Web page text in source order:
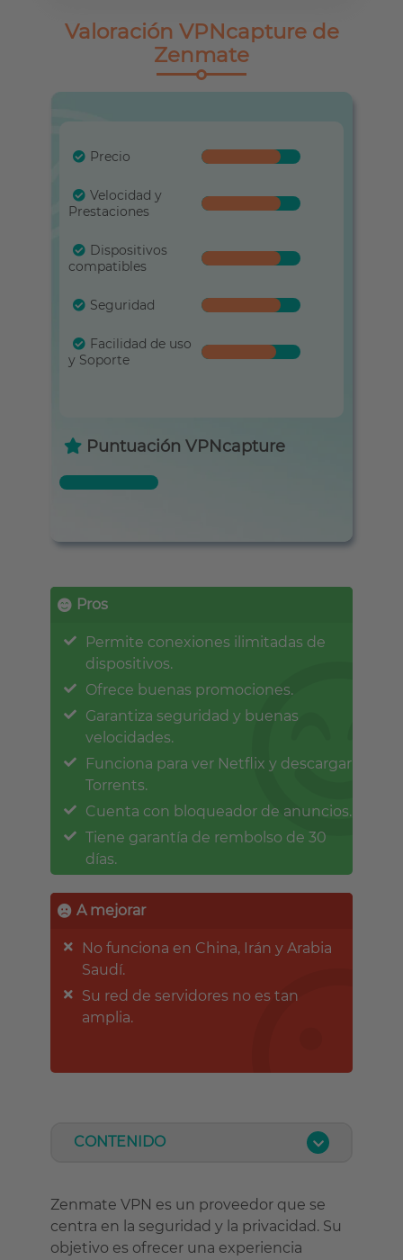
Valoración VPNcapture de
Zenmate
Precio
Velocidad y
Prestaciones
Dispositivos
compatibles
Seguridad
Facilidad de uso
y Soporte
Puntuación VPNcapture
Pros
Permite conexiones ilimitadas de
dispositivos.
Ofrece buenas promociones.
Garantiza seguridad y buenas
velocidades.
Funciona para ver Netflix y descargar
Torrents.
Cuenta con bloqueador de anuncios.
Tiene garantía de rembolso de 30
días.
A mejorar
No funciona en China, Irán y Arabia
Saudí.
Su red de servidores no es tan
amplia.
CONTENIDO
Zenmate VPN es un proveedor que se
centra en la seguridad y la privacidad. Su
objetivo es ofrecer una experiencia